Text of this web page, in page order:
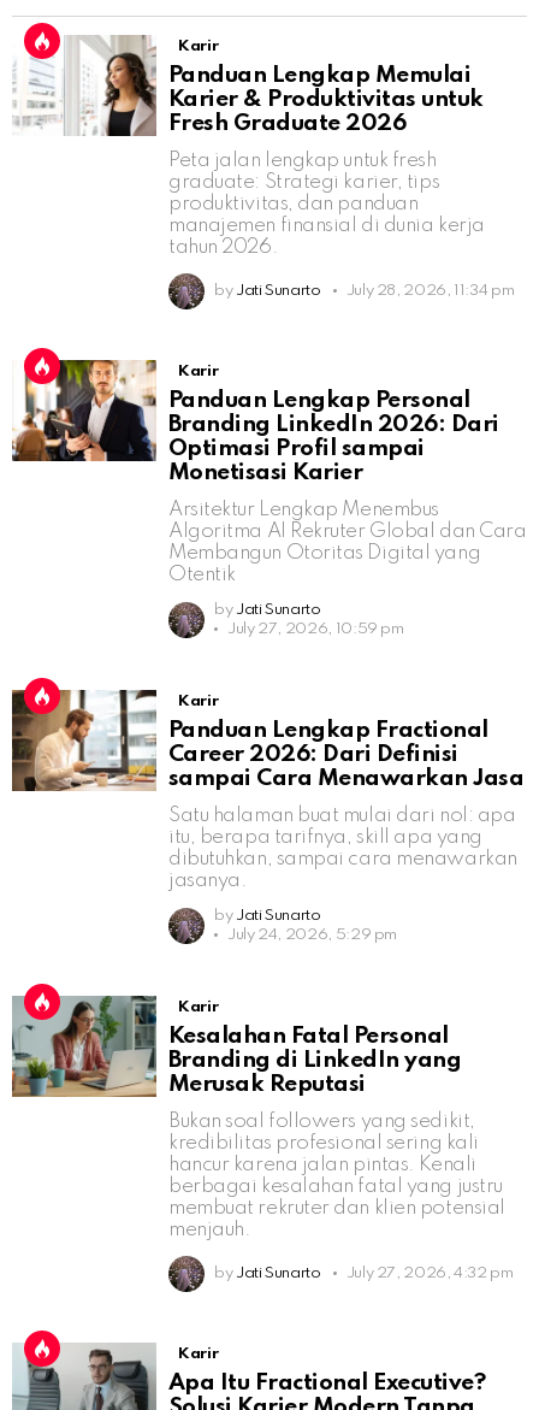
Karir
Panduan Lengkap Memulai
Karier & Produktivitas untuk
Fresh Graduate 2026
Peta jalan lengkap untuk fresh
graduate: Strategi karier, tips
produktivitas, dan panduan
manajemen finansial di dunia kerja
tahun 2026.
by Jati Sunarto July 28, 2026, 11:34 pm
Karir
Panduan Lengkap Personal
Branding LinkedIn 2026: Dari
Optimasi Profil sampai
Monetisasi Karier
Arsitektur Lengkap Menembus
Algoritma AI Rekruter Global dan Cara
Membangun Otoritas Digital yang
Otentik
by Jati Sunarto
July 27, 2026, 10:59 pm
Karir
Panduan Lengkap Fractional
Career 2026: Dari Definisi
sampai Cara Menawarkan Jasa
Satu halaman buat mulai dari nol: apa
itu, berapa tarifnya, skill apa yang
dibutuhkan, sampai cara menawarkan
jasanya.
by Jati Sunarto
July 24, 2026, 5:29 pm
Karir
Kesalahan Fatal Personal
Branding di LinkedIn yang
Merusak Reputasi
Bukan soal followers yang sedikit,
kredibilitas profesional sering kali
hancur karena jalan pintas. Kenali
berbagai kesalahan fatal yang justru
membuat rekruter dan klien potensial
menjauh.
by Jati Sunarto July 27, 2026, 4:32 pm
Karir
Apa Itu Fractional Executive?